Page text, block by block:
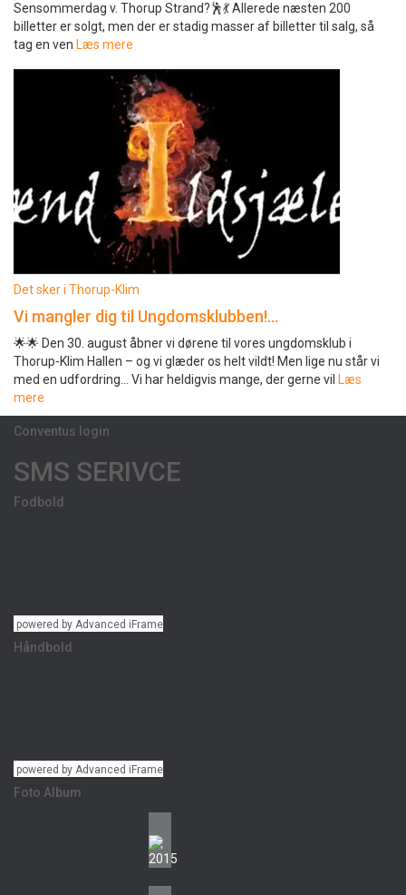
Sensommerdag v. Thorup Strand?🕺💃 Allerede næsten 200
billetter er solgt, men der er stadig masser af billetter til salg, så
tag en ven Læs mere
Det sker i Thorup-Klim
Vi mangler dig til Ungdomsklubben!…
🌟🌟 Den 30. august åbner vi dørene til vores ungdomsklub i
Thorup-Klim Hallen – og vi glæder os helt vildt! Men lige nu står vi
med en udfordring… Vi har heldigvis mange, der gerne vil Læs
mere
Conventus login
SMS SERIVCE
Fodbold
powered by Advanced iFrame
Håndbold
powered by Advanced iFrame
Foto Album